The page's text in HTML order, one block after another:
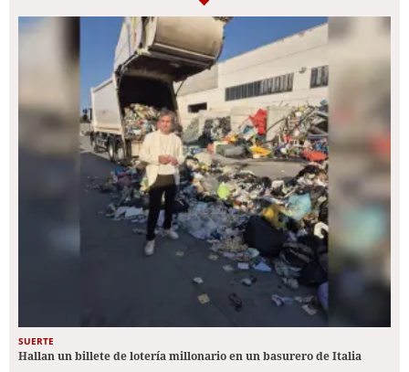
SUERTE
Hallan un billete de lotería millonario en un basurero de Italia